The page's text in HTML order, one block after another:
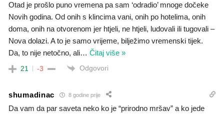
Otad je prošlo puno vremena pa sam ‘odradio’ mnoge dočeke
Novih godina. Od onih s klincima vani, onih po hotelima, onih
doma, onih na otvorenom jer htjeli, ne htjeli, ludovali ili tugovali –
Nova dolazi. A to je samo vrijeme, bilježimo vremenski tijek.
Da, to nije netočno, ali… Čitaj više »
21 -3 Odgovori
shumadinac 8 godine prije
Da vam da par saveta neko ko je “prirodno mršav” a ko jede